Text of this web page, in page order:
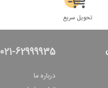
تحویل سریع
021-62999935
درباره ما